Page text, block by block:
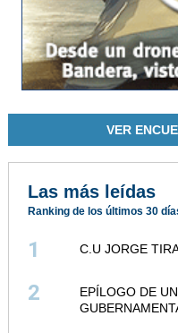
VER
Las más leídas
Ranking de los últimos 30
1 C.U JORGE
2
EPÍLOGO DE